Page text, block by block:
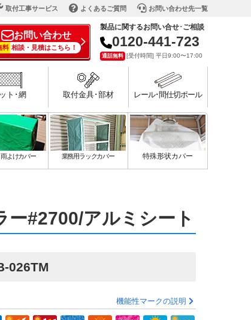
取付工事サービス よくあるご質問 お問い合わせ先一覧
お問い合わせ
料 相談・見積はこちら！
製品に関するお問い合せ･ご相談
0120-441-723
通話無料 [受付時間] 平日9:00〜17:00
ト･網 取付金具･部材 レール･間仕切ポール
よけカバー 業務用ラックカバー 特殊形状カバー
ー#2700/アルミシート
026TM
機能性マークの説明